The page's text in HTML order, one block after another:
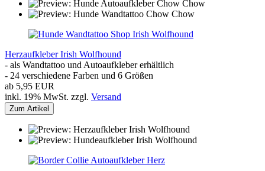
Herzaufkleber Irish Wolfhound
- als Wandtattoo und Autoaufkleber erhältlich
- 24 verschiedene Farben und 6 Größen
ab 5,95 EUR
inkl. 19% MwSt. zzgl. Versand
Zum Artikel